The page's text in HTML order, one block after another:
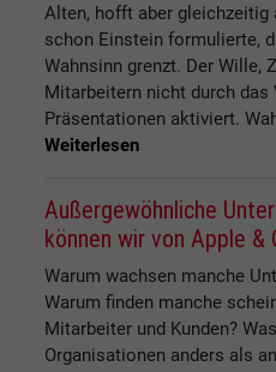
Alten, hofft aber gleichzeitig
schon Einstein formulierte,
Wahnsinn grenzt. Der Wille,
Mitarbeitern nicht durch
Präsentationen aktiviert.
Weiterlesen
Außergewöhnliche
können wir von Apple &
Warum wachsen manche
Warum finden manche
Mitarbeiter und Kunden?
Organisationen anders als